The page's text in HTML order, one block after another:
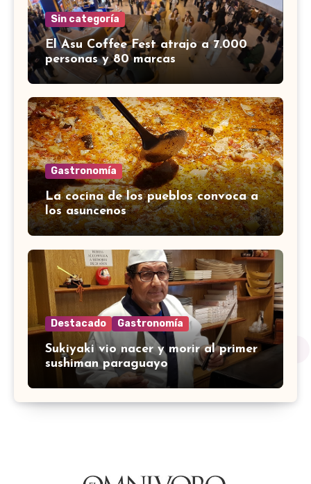
Sin categoría
El Asu Coffee Fest atrajo a 7.000
personas y 80 marcas
Gastronomía
La cocina de los pueblos convoca a
los asuncenos
Destacado Gastronomía
Sukiyaki vio nacer y morir al primer
sushiman paraguayo